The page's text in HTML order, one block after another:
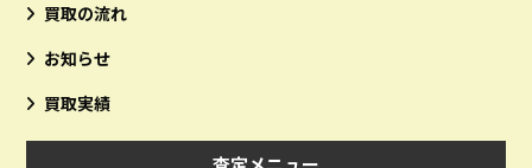
買取の流れ
お知らせ
買取実績